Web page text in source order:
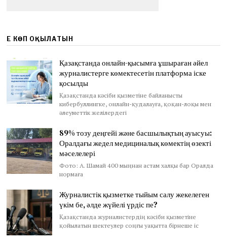
ЕҢ КӨП ОҚЫЛАТЫН
Қазақстанда онлайн-қысымға ұшыраған әйел
журналистерге көмектесетін платформа іске
қосылды
Қазақстанда кәсіби қызметіне байланысты
кибербуллингке, онлайн-қудалауға, қоқан-лоқы мен
әлеуметтік желілердегі
89% тозу деңгейі және басшылықтың ауысуы:
Оралдағы жедел медициналық көмектің өзекті
мәселелері
Фото: А. Шамай 400 мыңнан астам халқы бар Оралда
нормаға
Журналистік қызметке тыйым салу жекелеген
үкім бе, әлде жүйелі үрдіс пе?
Қазақстанда журналистердің кәсіби қызметіне
қойылатын шектеулер соңғы уақытта бірнеше іс